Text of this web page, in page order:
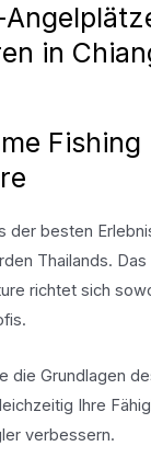
in
Fishing
der besten
Thailands. Das
richtet sich
die Grundlagen
Ihre
verbessern.